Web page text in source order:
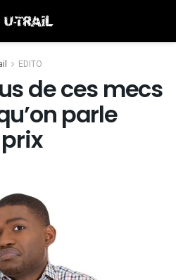
EDITO
de ces mecs
parle